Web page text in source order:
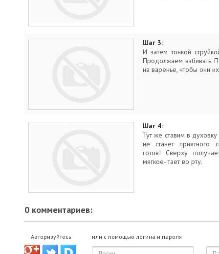
Шаг 3:
И затем тонкой
Продолжаем взбивать.
на варенье, чтобы они
Шаг 4:
Тут же ставим в
не станет приятного
готов! Сверху
мягкое- тает во рту.
0 комментариев:
Авторизуйтесь или с помощью логина и пароля